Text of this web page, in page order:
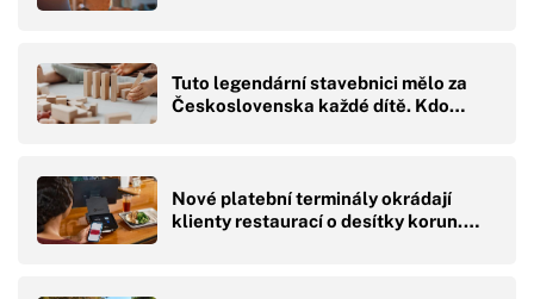
Tuto legendární stavebnici mělo za
Československa každé dítě. Kdo…
Nové platební terminály okrádají
klienty restaurací o desítky korun.…